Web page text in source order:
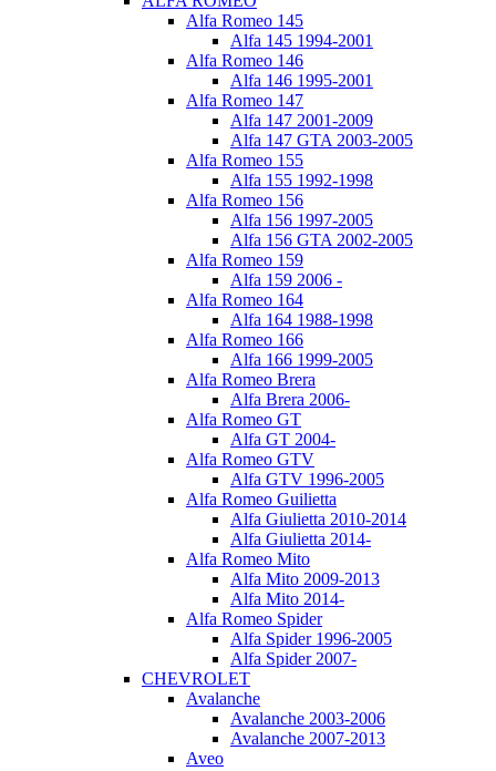
Alfa Romeo 145
Alfa 145 1994-2001
Alfa Romeo 146
Alfa 146 1995-2001
Alfa Romeo 147
Alfa 147 2001-2009
Alfa 147 GTA 2003-2005
Alfa Romeo 155
Alfa 155 1992-1998
Alfa Romeo 156
Alfa 156 1997-2005
Alfa 156 GTA 2002-2005
Alfa Romeo 159
Alfa 159 2006 -
Alfa Romeo 164
Alfa 164 1988-1998
Alfa Romeo 166
Alfa 166 1999-2005
Alfa Romeo Brera
Alfa Brera 2006-
Alfa Romeo GT
Alfa GT 2004-
Alfa Romeo GTV
Alfa GTV 1996-2005
Alfa Romeo Guilietta
Alfa Giulietta 2010-2014
Alfa Giulietta 2014-
Alfa Romeo Mito
Alfa Mito 2009-2013
Alfa Mito 2014-
Alfa Romeo Spider
Alfa Spider 1996-2005
Alfa Spider 2007-
CHEVROLET
Avalanche
Avalanche 2003-2006
Avalanche 2007-2013
Aveo